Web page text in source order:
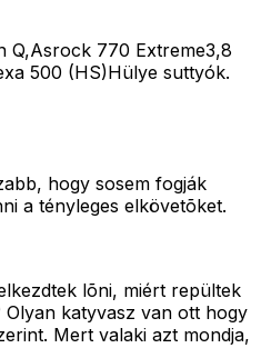
Q,Asrock 770 Extreme3,8
500 (HS)Hülye suttyók.
hogy sosem fogják
a tényleges elkövetõket.
lõni, miért repültek
katyvasz van ott hogy
Mert valaki azt mondja,